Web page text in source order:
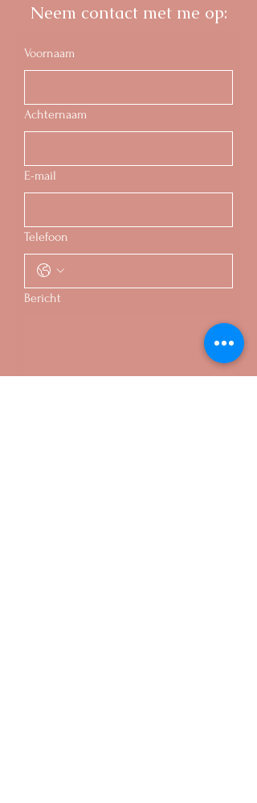
Neem contact met me op:
Voornaam
Achternaam
E-mail
Telefoon
Bericht